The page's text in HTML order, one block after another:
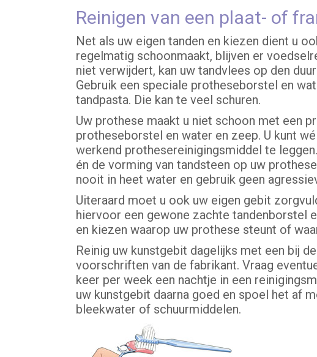
Reinigen van een plaat- of
Net als uw eigen tanden en kiezen dient u
regelmatig schoonmaakt, blijven er
niet verwijdert, kan uw tandvlees op den
Gebruik een speciale protheseborstel en
tandpasta. Die kan te veel schuren.
Uw prothese maakt u niet schoon met een
protheseborstel en water en zeep. U kunt
werkend prothesereinigingsmiddel te
én de vorming van tandsteen op uw
nooit in heet water en gebruik geen
Uiteraard moet u ook uw eigen gebit
hiervoor een gewone zachte tandenborstel
en kiezen waarop uw prothese steunt of
Reinig uw kunstgebit dagelijks met een bij
voorschriften van de fabrikant. Vraag
keer per week een nachtje in een
uw kunstgebit daarna goed en spoel het af
bleekwater of schuurmiddelen.